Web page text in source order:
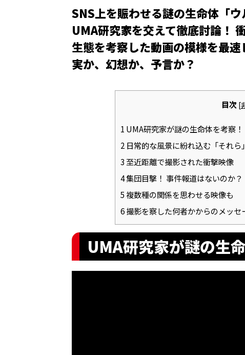
SNS上を賑わせる謎の生命体「ウ
UMA研究家を交えて徹底討論！
生態を考察した動画の模様を最
実か、幻想か、予言か？
目次 [
1 UMA研究家が謎の生命体を考察！
2日常的な風景に紛れ込む「それら」
3 至近距離で撮影された衝撃映像
4集団目撃！ 事件報道はないのか？
5複数種の関係を思わせる映像も
6撮影を察した何者かからのメッセ
UMA研究家が謎の生